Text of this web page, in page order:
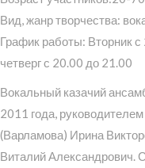
Вид, жанр творчества:
График работы: Вторник
четверг с 20.00 до 21.00
Вокальный казачий
2011 года,
(Варламова) Ирина
Виталий Александрович.